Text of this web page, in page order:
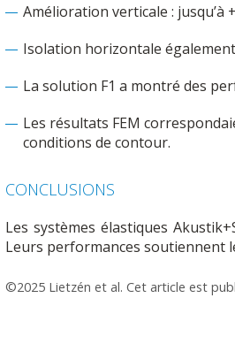
Amélioration verticale : jusqu’à
Isolation horizontale
La solution F1 a montré des
Les résultats FEM
conditions de contour.
CONCLUSIONS
Les systèmes élastiques
Leurs performances soutiennent
©2025 Lietzén et al. Cet article est